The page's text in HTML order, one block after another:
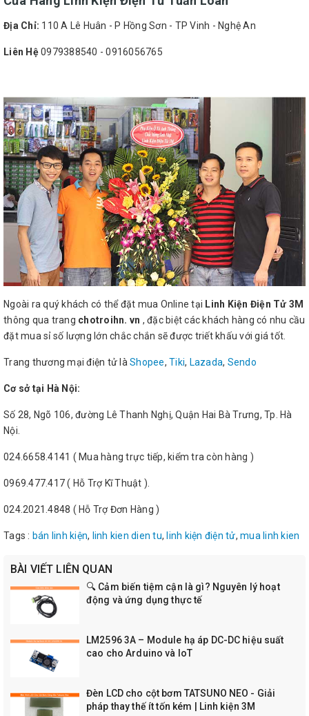
Địa Chỉ: 110 A Lê Huân - P Hồng Sơn - TP Vinh - Nghệ An
Liên Hệ0979388540 - 0916056765
Ngoài ra quý khách có thể đặt mua Online tại Linh Kiện Điện Tử 3M
thông qua trang chotroihn. vn , đặc biệt các khách hàng có nhu cầu
đặt mua sỉ số lượng lớn chắc chắn sẽ được triết khấu với giá tốt.
Trang thương mại điện tử là Shopee, Tiki, Lazada, Sendo
Cơ sở tại Hà Nội:
Số 28, Ngõ 106, đường Lê Thanh Nghị, Quận Hai Bà Trưng, Tp. Hà
Nội.
024.6658.4141 ( Mua hàng trực tiếp, kiểm tra còn hàng )
0969.477.417 ( Hỗ Trợ Kĩ Thuật ).
024.2021.4848 ( Hỗ Trợ Đơn Hàng )
Tags : bán linh kiện, linh kien dien tu, linh kiện điện tử, mua linh kien
BÀI VIẾT LIÊN QUAN
🔍 Cảm biến tiệm cận là gì? Nguyên lý hoạt
động và ứng dụng thực tế
LM2596 3A – Module hạ áp DC-DC hiệu suất
cao cho Arduino và IoT
Đèn LCD cho cột bơm TATSUNO NEO - Giải
pháp thay thế ít tốn kém | Linh kiện 3M